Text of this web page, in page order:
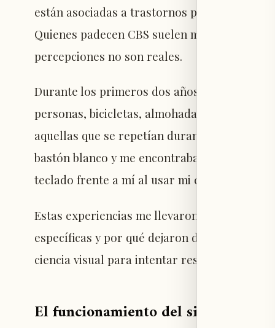
están asociadas a trastornos psiquiátricos
Quienes padecen CBS suelen mantener
percepciones no son reales.
Durante los primeros dos años tras perder
personas, bicicletas, almohadas y plantas.
aquellas que se repetían durante ciertas
bastón blanco y me encontraba rodeado de
teclado frente a mí al usar mi computadora
Estas experiencias me llevaron a
específicas y por qué dejaron de
ciencia visual para intentar responder esas
El funcionamiento del sistema